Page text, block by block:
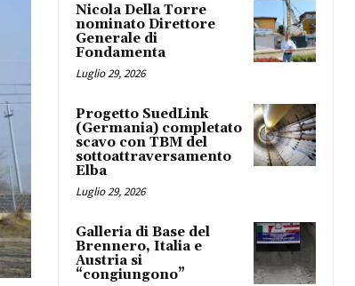
Nicola Della Torre
nominato Direttore
Generale di
Fondamenta
Luglio 29, 2026
Progetto SuedLink
(Germania) completato
scavo con TBM del
sottoattraversamento
Elba
Luglio 29, 2026
Galleria di Base del
Brennero, Italia e
Austria si
“congiungono”